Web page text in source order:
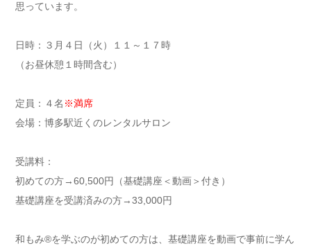
思っています。
日時：３月４日（火）１１～１７時
（お昼休憩１時間含む）
定員：４名 ※満席
会場：博多駅近くのレンタルサロン
受講料：
初めての方→60,500円（基礎講座＜動画＞付き）
基礎講座を受講済みの方→33,000円
和もみ®を学ぶのが初めての方は、 基礎講座を動画で事前に学ん